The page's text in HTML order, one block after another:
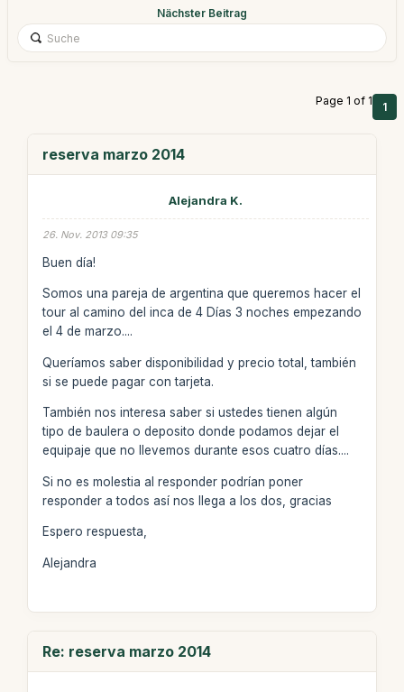
Nächster Beitrag
Page 1 of 1 1
reserva marzo 2014
Alejandra K.
26. Nov. 2013 09:35
Buen día!
Somos una pareja de argentina que queremos hacer el
tour al camino del inca de 4 Días 3 noches empezando
el 4 de marzo....
Queríamos saber disponibilidad y precio total, también
si se puede pagar con tarjeta.
También nos interesa saber si ustedes tienen algún
tipo de baulera o deposito donde podamos dejar el
equipaje que no llevemos durante esos cuatro días....
Si no es molestia al responder podrían poner
responder a todos así nos llega a los dos, gracias
Espero respuesta,
Alejandra
Re: reserva marzo 2014